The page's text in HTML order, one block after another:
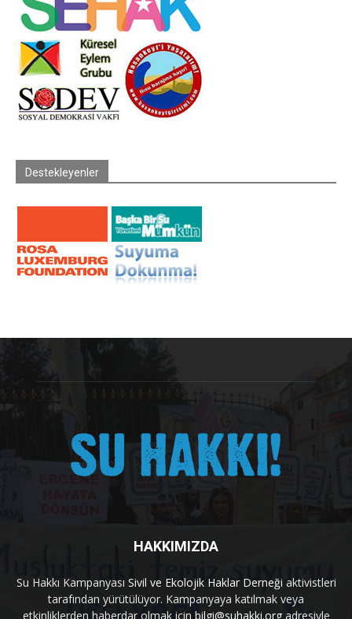
Destekleyenler
HAKKIMIZDA
Su Hakkı Kampanyası Sivil ve Ekolojik Haklar Derneği aktivistleri
tarafından yürütülüyor. Kampanyaya katılmak veya
etkinliklerden haberdar olmak için bilgi@suhakki.orgadresiyle